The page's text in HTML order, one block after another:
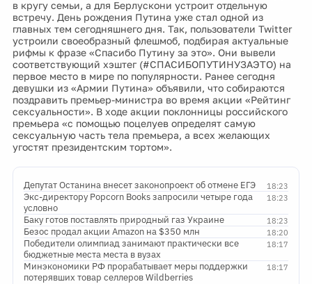
в кругу семьи, а для Берлускони устроит отдельную
встречу. День рождения Путина уже стал одной из
главных тем сегодняшнего дня. Так, пользователи Twitter
устроили своеобразный флешмоб, подбирая актуальные
рифмы к фразе «Спасибо Путину за это». Они вывели
соответствующий хэштег (#СПАСИБОПУТИНУЗАЭТО) на
первое место в мире по популярности. Ранее сегодня
девушки из «Армии Путина» объявили, что собираются
поздравить премьер-министра во время акции «Рейтинг
сексуальности». В ходе акции поклонницы российского
премьера «с помощью поцелуев определят самую
сексуальную часть тела премьера, а всех желающих
угостят президентским тортом».
18:23
Депутат Останина внесет законопроект об отмене ЕГЭ
18:23
Экс-директору Popcorn Books запросили четыре года
условно
18:23
Баку готов поставлять природный газ Украине
18:20
Безос продал акции Amazon на $350 млн
18:17
Победители олимпиад занимают практически все
бюджетные места места в вузах
18:17
Минэкономики РФ прорабатывает меры поддержки
потерявших товар селлеров Wildberries